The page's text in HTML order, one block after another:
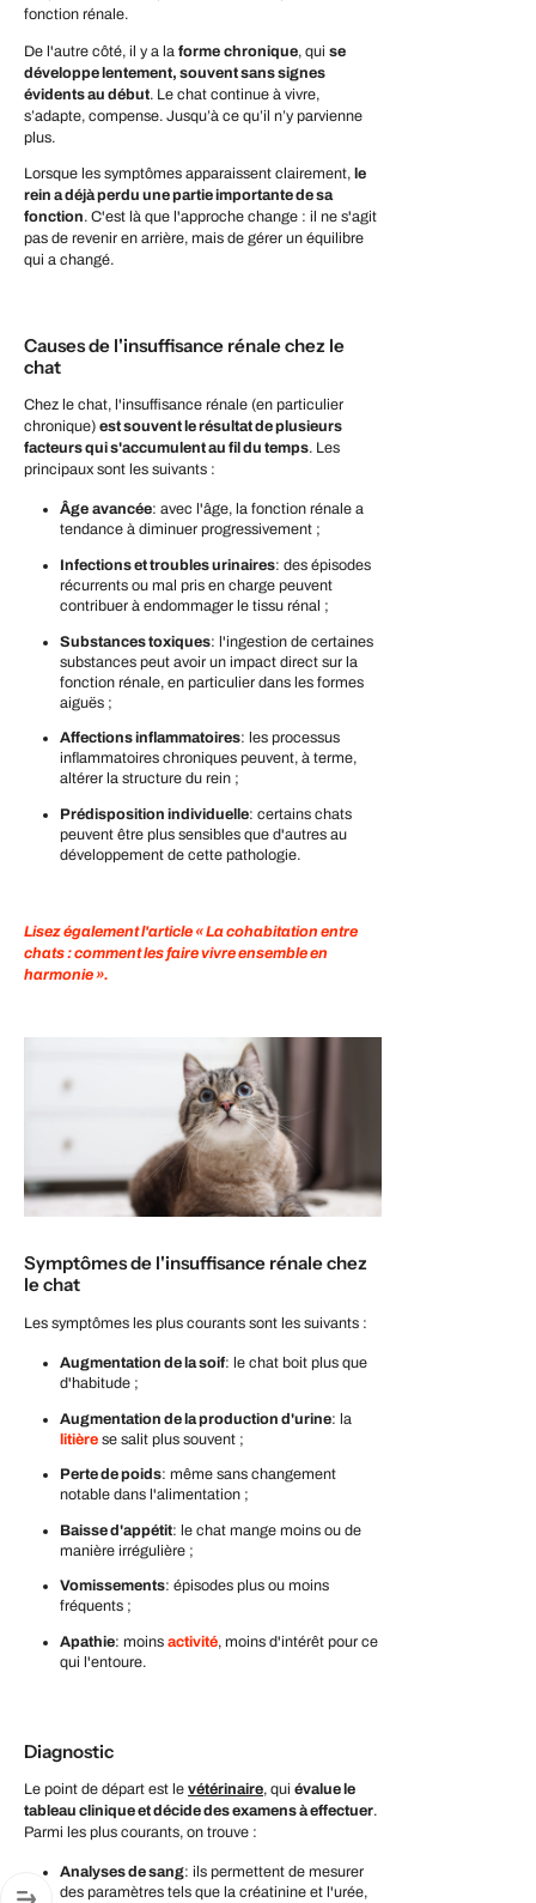
fonction rénale.
De l'autre côté, il y a la forme chronique, qui se
développe lentement, souvent sans signes
évidents au début. Le chat continue à vivre,
s’adapte, compense. Jusqu’à ce qu’il n’y parvienne
plus.
Lorsque les symptômes apparaissent clairement, le
rein a déjà perdu une partie importante de sa
fonction. C'est là que l'approche change : il ne s'agit
pas de revenir en arrière, mais de gérer un équilibre
qui a changé.
Causes de l'insuffisance rénale chez le
chat
Chez le chat, l'insuffisance rénale (en particulier
chronique) est souvent le résultat de plusieurs
facteurs qui s'accumulent au fil du temps. Les
principaux sont les suivants :
Âge avancée: avec l'âge, la fonction rénale a
tendance à diminuer progressivement ;
Infections et troubles urinaires: des épisodes
récurrents ou mal pris en charge peuvent
contribuer à endommager le tissu rénal ;
Substances toxiques: l'ingestion de certaines
substances peut avoir un impact direct sur la
fonction rénale, en particulier dans les formes
aiguës ;
Affections inflammatoires: les processus
inflammatoires chroniques peuvent, à terme,
altérer la structure du rein ;
Prédisposition individuelle: certains chats
peuvent être plus sensibles que d'autres au
développement de cette pathologie.
Lisez également l'article « La cohabitation entre
chats : comment les faire vivre ensemble en
harmonie ».
Symptômes de l'insuffisance rénale chez
le chat
Les symptômes les plus courants sont les suivants :
Augmentation de la soif: le chat boit plus que
d'habitude ;
Augmentation de la production d'urine: la
litière se salit plus souvent ;
Perte de poids: même sans changement
notable dans l'alimentation ;
Baisse d'appétit: le chat mange moins ou de
manière irrégulière ;
Vomissements: épisodes plus ou moins
fréquents ;
Apathie: moins activité, moins d'intérêt pour ce
qui l'entoure.
Diagnostic
Le point de départ est le vétérinaire, qui évalue le
tableau clinique et décide des examens à effectuer.
Parmi les plus courants, on trouve :
Analyses de sang: ils permettent de mesurer
des paramètres tels que la créatinine et l'urée,